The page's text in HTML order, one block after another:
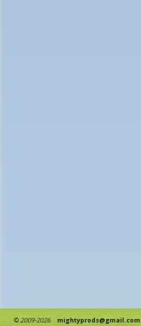
©2009-2026
mightyprods@gmail.com